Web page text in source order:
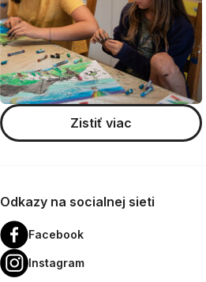
Zistiť viac
Odkazy na socialnej sieti
Facebook
Instagram